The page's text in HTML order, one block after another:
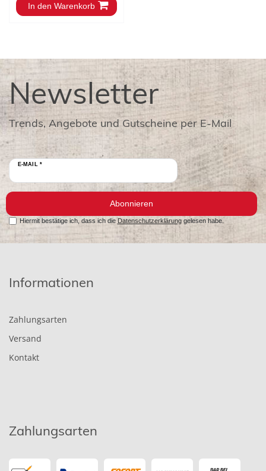
In den Warenkorb
Newsletter
Trends, Angebote und Gutscheine per E-Mail
E-MAIL *
Abonnieren
Hiermit bestätige ich, dass ich dieDatenschutzerklärunggelesen habe.
Informationen
Zahlungsarten
Versand
Kontakt
Zahlungsarten